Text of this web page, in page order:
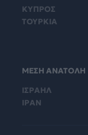
ΚΥΠΡΟΣ
ΤΟΥΡΚΙΑ
ΜΕΣΗ ΑΝΑΤΟΛΗ
ΙΣΡΑΗΛ
ΙΡΑΝ